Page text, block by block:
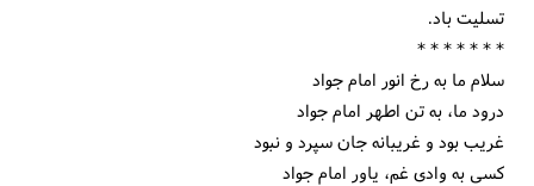
تسليت باد.
* * * * * * *
سلام ما به رخ انور امام جواد
درود ما، به تن اطهر امام جواد
غریب بود و غریبانه جان سپرد و نبود
کسى به وادى غم، یاور امام جواد